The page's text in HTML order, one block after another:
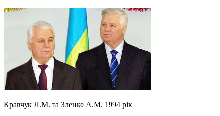
Кравчук Л.М. та Зленко А.М. 1994 рік